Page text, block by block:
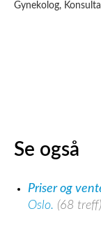
Gynekolog,
Se også
Priser og
Oslo. (68 treff)